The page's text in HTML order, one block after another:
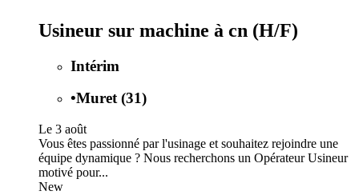
Usineur sur machine à cn (H/F)
Intérim
•Muret (31)
Le 3 août
Vous êtes passionné par l'usinage et souhaitez rejoindre une
équipe dynamique ? Nous recherchons un Opérateur Usineur
motivé pour...
New